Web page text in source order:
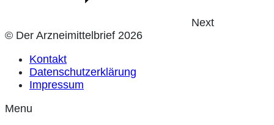
Next
© Der Arzneimittelbrief 2026
Kontakt
Datenschutzerklärung
Impressum
Menu